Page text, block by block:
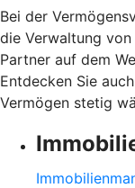
Bei der
die Verwaltung
Partner auf dem
Entdecken Sie
Vermögen stetig